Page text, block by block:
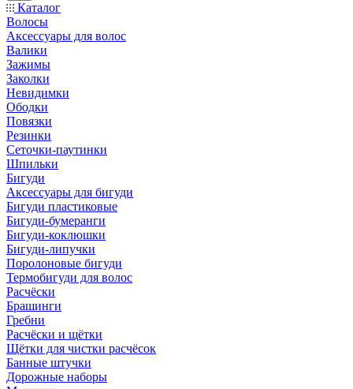
Каталог
Волосы
Аксессуары для волос
Валики
Зажимы
Заколки
Невидимки
Ободки
Повязки
Резинки
Сеточки-паутинки
Шпильки
Бигуди
Аксессуары для бигуди
Бигуди пластиковые
Бигуди-бумеранги
Бигуди-коклюшки
Бигуди-липучки
Поролоновые бигуди
Термобигуди для волос
Расчёски
Брашинги
Гребни
Расчёски и щётки
Щётки для чистки расчёсок
Банные штучки
Дорожные наборы